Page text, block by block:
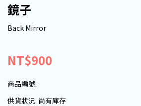
鏡子
Back Mirror
NT$900
商品編號:
供貨狀況: 尚有庫存